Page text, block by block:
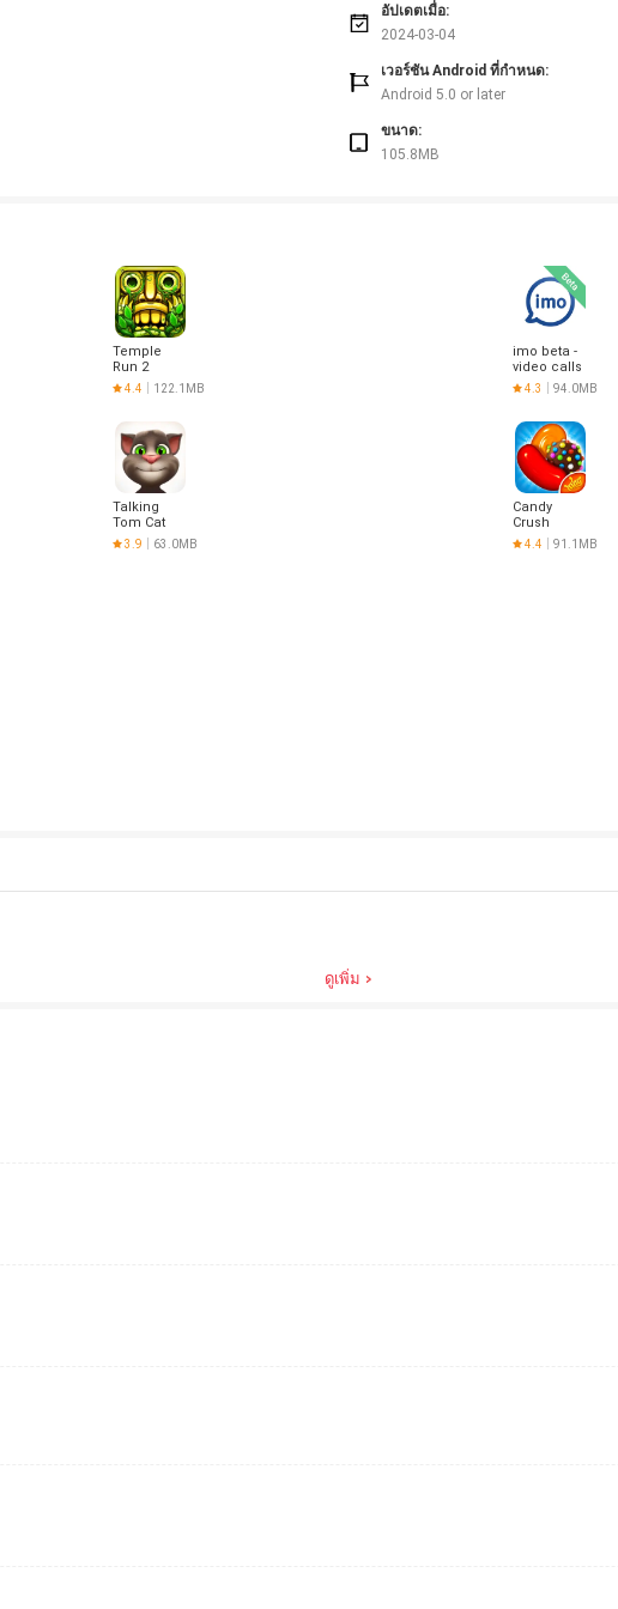
ผิด จากผู้ลงโฆษณาบุคคลที่สาม ในรูปแบบของการเปลี่ยนเส้นทางเว็บไซต์, คูปองปลอม และเกมส์ป
ดังกล่าว และแจ้งไปที่ help@lazada.com โดยตั้งหัวข้ออีเมลว่า“AAV" เพื่อให้เราจัดการกับปัญหาเห
ยวข้องกับการให้บริการของลาซาด้า ทั้งบนแอปพลิเคชันมือถือ และเว็บไซต์ กฏการใช้งานอย่างเป็น
อัปเดตเมื่อ:
2024-03-04
เวอร์ชัน Android ที่กำหนด:
Android 5.0 or later
ขนาด:
105.8MB
Temple
Run 2
4.4 122.1MB
imo beta -
video calls
and chat
4.3 94.0MB
Talking
Tom Cat
3.9 63.0MB
Candy
Crush
Saga
4.4 91.1MB
ดูเพิ่ม